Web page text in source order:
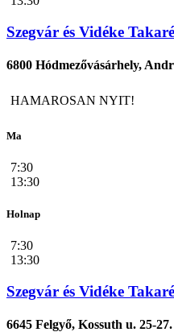
Szegvár és Vidéke
6800 Hódmezővásárhely,
HAMAROSAN NYIT!
Ma
7:30
13:30
Holnap
7:30
13:30
Szegvár és Vidéke
6645 Felgyő, Kossuth u. 25-27.